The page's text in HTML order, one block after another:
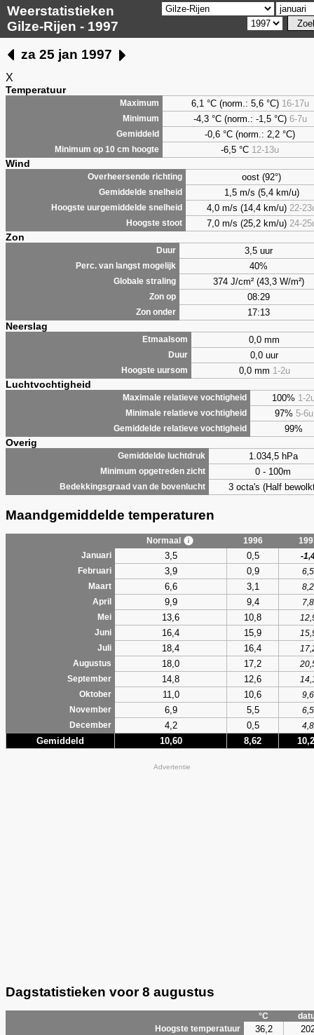
Weerstatistieken
Gilze-Rijen - 1997
za 25 jan 1997
X
Temperatuur
Maximum 6,1 °C (norm.: 5,6 °C) 16-17u
Minimum -4,3 °C (norm.: -1,5 °C) 6-7u
Gemiddeld -0,6 °C (norm.: 2,2 °C)
Minimum op 10 cm hoogte -6,5 °C 12-13u
Wind
Overheersende richting oost (92°)
Gemiddelde snelheid 1,5 m/s (5,4 km/u)
Hoogste uurgemiddelde snelheid 4,0 m/s (14,4 km/u) 22-
Hoogste stoot 7,0 m/s (25,2 km/u) 24-
Zon
Duur 3,5 uur
Perc. van langst mogelijk 40%
Globale straling 374 J/cm² (43,3 W/m²)
Zon op 08:29
Zon onder 17:13
Neerslag
Etmaalsom 0,0 mm
Duur 0,0 uur
Hoogste uursom 0,0 mm 1-2u
Luchtvochtigheid
Maximale relatieve vochtigheid 100% 1-
Minimale relatieve vochtigheid 97% 5-6u
Gemiddelde relatieve vochtigheid 99%
Overig
Gemiddelde luchtdruk 1.034,5 hPa
Minimum opgetreden zicht 0 - 100m
Bedekkingsgraad van de bovenlucht 3 octa's (Half
Maandgemiddelde temperaturen
Normaal 1996
Januari
3,5 0,5
-
Februari
3,9 0,9
6,5
Maart
6,6 3,1
8,2
April
9,9 9,4
7,8
Mei
13,6 10,8
Juni
16,4 15,9
Juli
18,4 16,4
Augustus
18,0 17,2
September
14,8 12,6
Oktober
11,0 10,6
9,6
November
6,9 5,5
6,5
December
4,2 0,5 4,8
Gemiddeld 10,60 8,62
Advertentie
Dagstatistieken voor 8 augustus
°C
Hoogste temperatuur
36,2